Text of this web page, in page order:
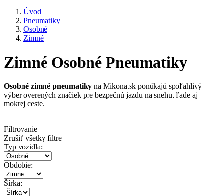
Úvod
Pneumatiky
Osobné
Zimné
Zimné Osobné Pneumatiky
Osobné zimné pneumatiky na Mikona.sk ponúkajú spoľahlivý
výber overených značiek pre bezpečnú jazdu na snehu, ľade aj
mokrej ceste.
Filtrovanie
Zrušiť všetky filtre
Typ vozidla:
Obdobie:
Šírka: